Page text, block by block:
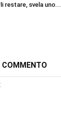
restare, svela uno...